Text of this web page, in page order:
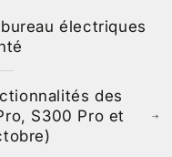
électriques
des
S300 Pro et